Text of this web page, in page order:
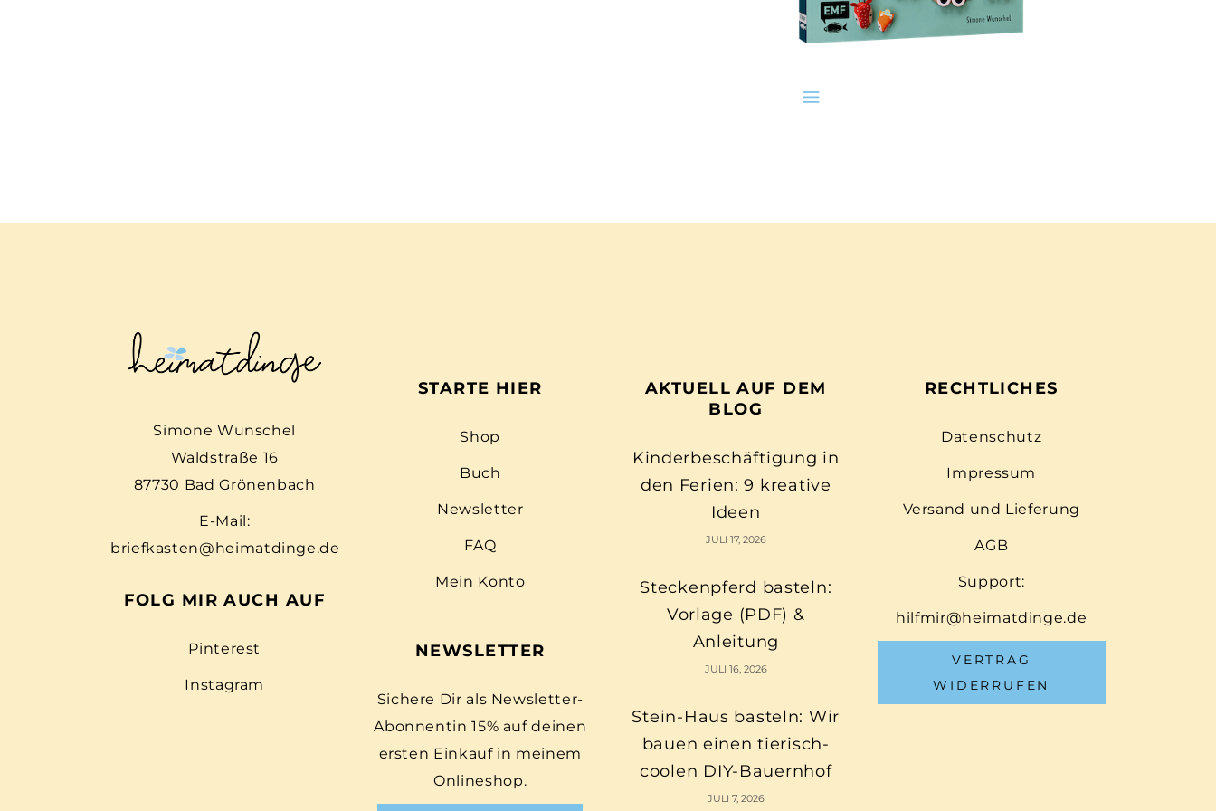
Simone Wunschel
Waldstraße 16
87730 Bad Grönenbach
E-Mail:
briefkasten@heimatdinge.de
FOLG MIR AUCH AUF
Pinterest
Instagram
STARTE HIER
Shop
Buch
Newsletter
FAQ
Mein Konto
NEWSLETTER
Sichere Dir als Newsletter-
Abonnentin 15% auf deinen
ersten Einkauf in meinem
Onlineshop.
AKTUELL AUF DEM
BLOG
Kinderbeschäftigung in
den Ferien: 9 kreative
Ideen
JULI 17, 2026
Steckenpferd basteln:
Vorlage (PDF) &
Anleitung
JULI 16, 2026
Stein-Haus basteln: Wir
bauen einen tierisch-
coolen DIY-Bauernhof
JULI 7, 2026
RECHTLICHES
Datenschutz
Impressum
Versand und Lieferung
AGB
Support:
hilfmir@heimatdinge.de
VERTRAG
WIDERRUFEN